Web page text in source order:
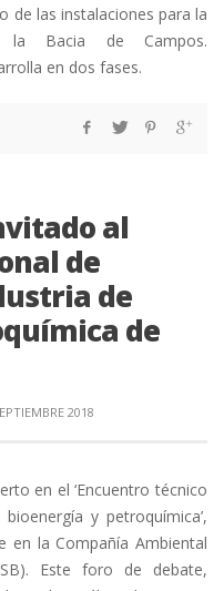
de las instalaciones para la
la Bacia de Campos.
en dos fases.
al
de
de
de
2018
en el ‘Encuentro técnico
y petroquímica’,
en la Compañía Ambiental
Este foro de debate,